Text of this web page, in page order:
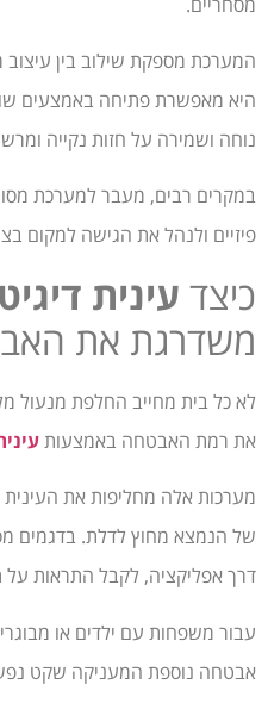
המערכת מספקת שילוב בין עיצוב
היא מאפשרת פתיחה באמצעים
נוחה ושמירה על חזות נקייה
במקרים רבים, מעבר למערכת
פיזיים ולנהל את הגישה למקום
כיצד עינית
משדרגת את
לא כל בית מחייב החלפת מנעול
את רמת האבטחה באמצעות
מערכות אלה מחליפות את העינית
של הנמצא מחוץ לדלת. בדגמים
דרך אפליקציה, לקבל התראות על
עבור משפחות עם ילדים או
אבטחה נוספת המעניקה שקט